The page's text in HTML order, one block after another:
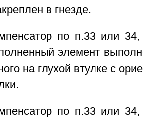
в гнезде.
по п.33 или
элемент
на глухой втулке с
по п.33 или